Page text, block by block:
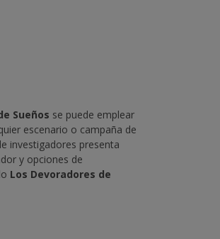
Sueños se puede emplear
escenario o campaña de
investigadores presenta
y opciones de
Los Devoradores de